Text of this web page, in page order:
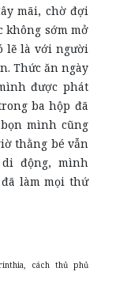
mãi, chờ đợi
không sớm mở
lẽ là với người
Thức ăn ngày
được phát
ba hộp đã
mình cũng
thằng bé vẫn
động, mình
làm mọi thứ
cách thủ phủ